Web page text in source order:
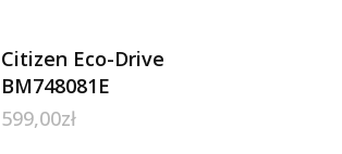
Citizen Eco-Drive
BM748081E
599,00zł